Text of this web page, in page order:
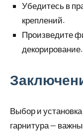
Убедитесь в
креплений.
Произведите
декорирование.
Выбор и установка
гарнитура —